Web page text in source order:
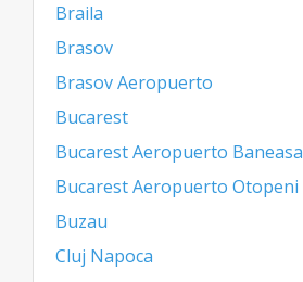
Braila
Brasov
Brasov Aeropuerto
Bucarest
Bucarest Aeropuerto Baneasa
Bucarest Aeropuerto Otopeni
Buzau
Cluj Napoca